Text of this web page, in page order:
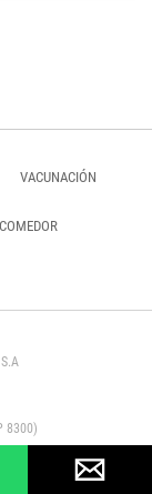
VACUNACIÓN
8300)